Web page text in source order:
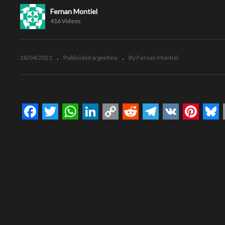
Fernan Montiel
416 Videos
28/04/2021 Publicidad argentina By Fernan Montiel